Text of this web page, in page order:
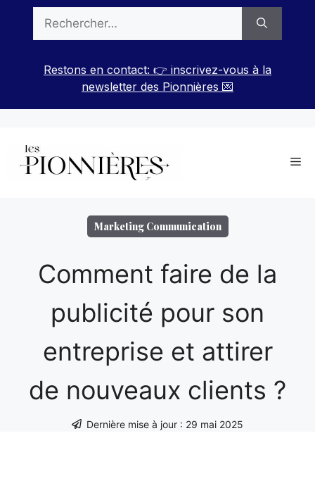
contenu
Restons en contact: 👉 inscrivez-vous à la
newsletter des Pionnières 💌
Marketing Communication
Comment faire de la
publicité pour son
entreprise et attirer
de nouveaux clients ?
Dernière mise à jour : 29 mai 2025